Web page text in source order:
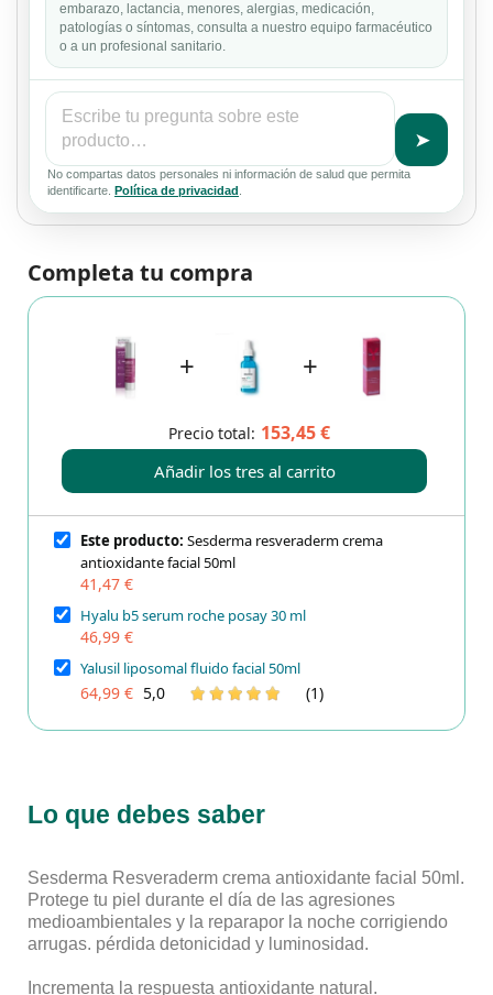
embarazo, lactancia, menores, alergias, medicación,
patologías o síntomas, consulta a nuestro equipo farmacéutico
o a un profesional sanitario.
➤
No compartas datos personales ni información de salud que permita
identificarte.
Política de privacidad
Completa tu compra
+ +
Precio total: 153,45 €
Añadir los tres al carrito
Este producto: Sesderma resveraderm crema
antioxidante facial 50ml
41,47 €
Hyalu b5 serum roche posay 30 ml
46,99 €
Yalusil liposomal fluido facial 50ml
64,99 € 5,0 (1)
Lo que debes saber
Sesderma Resveraderm crema antioxidante facial 50ml.
Protege tu piel durante el día de las agresiones
medioambientales y la reparapor la noche corrigiendo
arrugas. pérdida detonicidad y luminosidad.
Incrementa la respuesta antioxidante natural.